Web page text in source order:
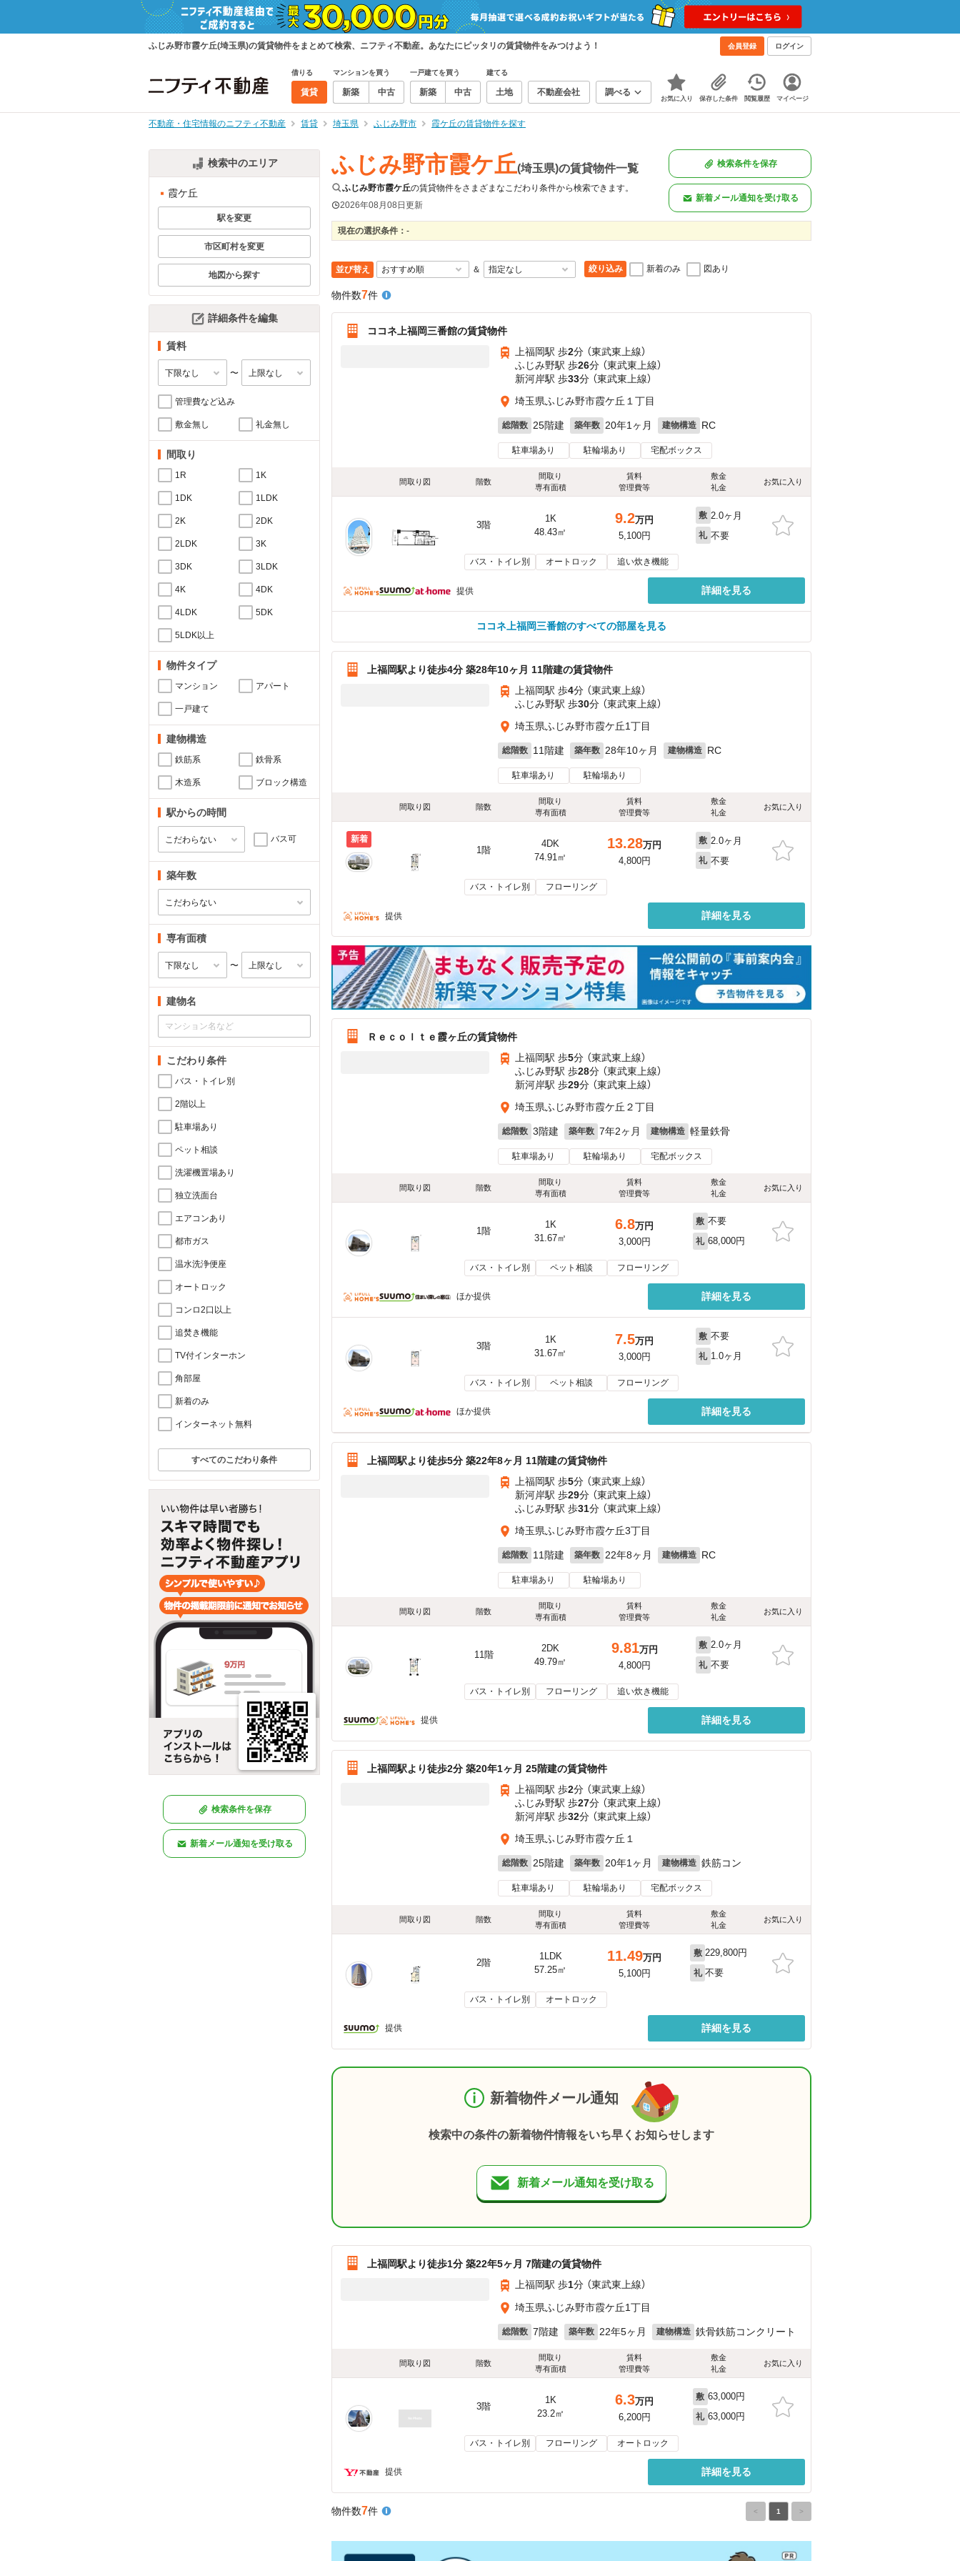
ふじみ野市霞ケ丘(埼玉県)の賃貸物件をまとめて検索、ニフティ不動産。あなたにピッタリの賃貸物件をみつけよう！ 会員登録 ログイン
借りる
賃貸
マンションを買う
新築 中古
一戸建てを買う
新築 中古
建てる
土地 不動産会社 調べる
お気に入り 保存した条件 閲覧履歴 マイページ
不動産・住宅情報のニフティ不動産 賃貸 埼玉県 ふじみ野市 霞ケ丘の賃貸物件を探す
検索中のエリア
霞ケ丘
駅を変更
市区町村を変更
地図から探す
詳細条件を編集
賃料
〜
管理費など込み
敷金無し 礼金無し
間取り
1R 1K
1DK 1LDK
2K 2DK
2LDK 3K
3DK 3LDK
4K 4DK
4LDK 5DK
5LDK以上
物件タイプ
マンション アパート
一戸建て
建物構造
鉄筋系 鉄骨系
木造系 ブロック構造
駅からの時間
バス可
築年数
専有面積
〜
建物名
こだわり条件
バス・トイレ別
2階以上
駐車場あり
ペット相談
洗濯機置場あり
独立洗面台
エアコンあり
都市ガス
温水洗浄便座
オートロック
コンロ2口以上
追焚き機能
TV付インターホン
角部屋
新着のみ
インターネット無料
すべてのこだわり条件
検索条件を保存
新着メール通知を受け取る
ふじみ野市霞ケ丘(埼玉県)の賃貸物件一覧
ふじみ野市霞ケ丘の賃貸物件をさまざまなこだわり条件から検索できます。
2026年08月08日更新
検索条件を保存
新着メール通知を受け取る
現在の選択条件： -
並び替え ＆ 絞り込み 新着のみ 図あり
物件数7件
ココネ上福岡三番館の賃貸物件
上福岡駅 歩2分 （東武東上線）
ふじみ野駅 歩26分 （東武東上線）
新河岸駅 歩33分 （東武東上線）
埼玉県ふじみ野市霞ケ丘１丁目
総階数 25階建 築年数 20年1ヶ月 建物構造 RC
駐車場あり 駐輪場あり 宅配ボックス
間取り図 階数
間取り
専有面積
賃料
管理費等
敷金
礼金
お気に入り
3階
1K
48.43㎡
9.2万円
5,100円
敷 2.0ヶ月
礼 不要
バス・トイレ別 オートロック 追い炊き機能
提供 詳細を見る
ココネ上福岡三番館のすべての部屋を見る
上福岡駅より徒歩4分 築28年10ヶ月 11階建の賃貸物件
上福岡駅 歩4分 （東武東上線）
ふじみ野駅 歩30分 （東武東上線）
埼玉県ふじみ野市霞ケ丘1丁目
総階数 11階建 築年数 28年10ヶ月 建物構造 RC
駐車場あり 駐輪場あり
間取り図 階数
間取り
専有面積
賃料
管理費等
敷金
礼金
お気に入り
新着
1階
4DK
74.91㎡
13.28万円
4,800円
敷 2.0ヶ月
礼 不要
バス・トイレ別 フローリング
提供 詳細を見る
Ｒｅｃｏｌｔｅ霞ヶ丘の賃貸物件
上福岡駅 歩5分 （東武東上線）
ふじみ野駅 歩28分 （東武東上線）
新河岸駅 歩29分 （東武東上線）
埼玉県ふじみ野市霞ケ丘２丁目
総階数 3階建 築年数 7年2ヶ月 建物構造 軽量鉄骨
駐車場あり 駐輪場あり 宅配ボックス
間取り図 階数
間取り
専有面積
賃料
管理費等
敷金
礼金
お気に入り
1階
1K
31.67㎡
6.8万円
3,000円
敷 不要
礼 68,000円
バス・トイレ別 ペット相談 フローリング
ほか提供 詳細を見る
3階
1K
31.67㎡
7.5万円
3,000円
敷 不要
礼 1.0ヶ月
バス・トイレ別 ペット相談 フローリング
ほか提供 詳細を見る
上福岡駅より徒歩5分 築22年8ヶ月 11階建の賃貸物件
上福岡駅 歩5分 （東武東上線）
新河岸駅 歩29分 （東武東上線）
ふじみ野駅 歩31分 （東武東上線）
埼玉県ふじみ野市霞ケ丘3丁目
総階数 11階建 築年数 22年8ヶ月 建物構造 RC
駐車場あり 駐輪場あり
間取り図 階数
間取り
専有面積
賃料
管理費等
敷金
礼金
お気に入り
11階
2DK
49.79㎡
9.81万円
4,800円
敷 2.0ヶ月
礼 不要
バス・トイレ別 フローリング 追い炊き機能
提供 詳細を見る
上福岡駅より徒歩2分 築20年1ヶ月 25階建の賃貸物件
上福岡駅 歩2分 （東武東上線）
ふじみ野駅 歩27分 （東武東上線）
新河岸駅 歩32分 （東武東上線）
埼玉県ふじみ野市霞ケ丘１
総階数 25階建 築年数 20年1ヶ月 建物構造 鉄筋コン
駐車場あり 駐輪場あり 宅配ボックス
間取り図 階数
間取り
専有面積
賃料
管理費等
敷金
礼金
お気に入り
2階
1LDK
57.25㎡
11.49万円
5,100円
敷 229,800円
礼 不要
バス・トイレ別 オートロック
提供 詳細を見る
新着物件メール通知
検索中の条件の新着物件情報をいち早くお知らせします
新着メール通知を受け取る
上福岡駅より徒歩1分 築22年5ヶ月 7階建の賃貸物件
上福岡駅 歩1分 （東武東上線）
埼玉県ふじみ野市霞ケ丘1丁目
総階数 7階建 築年数 22年5ヶ月 建物構造 鉄骨鉄筋コンクリート
間取り図 階数
間取り
専有面積
賃料
管理費等
敷金
礼金
お気に入り
3階
1K
23.2㎡
6.3万円
6,200円
敷 63,000円
礼 63,000円
バス・トイレ別 フローリング オートロック
提供 詳細を見る
物件数7件 < 1 >